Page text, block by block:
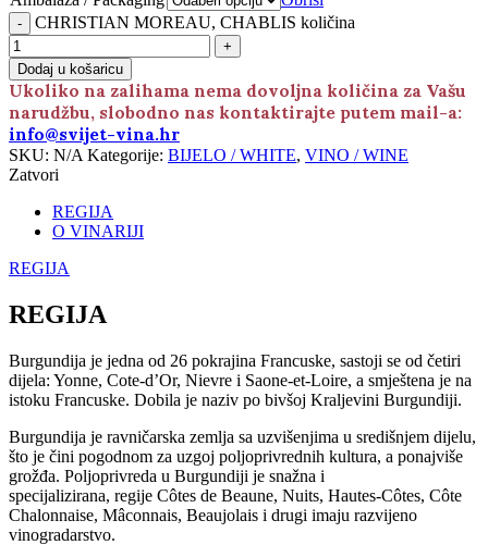
CHRISTIAN MOREAU, CHABLIS količina
Dodaj u košaricu
Ukoliko na zalihama nema dovoljna količina za Vašu
narudžbu, slobodno nas kontaktirajte putem mail-a:
info@svijet-vina.hr
SKU: N/A Kategorije: BIJELO / WHITE, VINO / WINE
Zatvori
REGIJA
O VINARIJI
REGIJA
REGIJA
Burgundija je jedna od 26 pokrajina Francuske, sastoji se od četiri
dijela: Yonne, Cote-d’Or, Nievre i Saone-et-Loire, a smještena je na
istoku Francuske. Dobila je naziv po bivšoj Kraljevini Burgundiji.
Burgundija je ravničarska zemlja sa uzvišenjima u središnjem dijelu,
što je čini pogodnom za uzgoj poljoprivrednih kultura, a ponajviše
grožđa. Poljoprivreda u Burgundiji je snažna i
specijalizirana, regije Côtes de Beaune, Nuits, Hautes-Côtes, Côte
Chalonnaise, Mâconnais, Beaujolais i drugi imaju razvijeno
vinogradarstvo.